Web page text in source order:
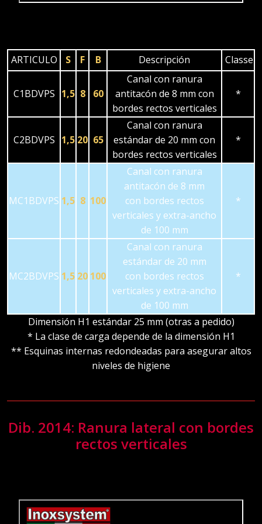
ARTICULO S F B Descripción Classe
C1BDVPS 1,5 8 60
Canal con ranura
antitacón de 8 mm con
bordes rectos verticales
*
C2BDVPS 1,5 20 65
Canal con ranura
estándar de 20 mm con
bordes rectos verticales
*
MC1BDVPS 1,5 8 100
Canal con ranura
antitacón de 8 mm
con bordes rectos
verticales y extra-ancho
de 100 mm
*
MC2BDVPS 1,5 20 100
Canal con ranura
estándar de 20 mm
con bordes rectos
verticales y extra-ancho
de 100 mm
*
Dimensión H1 estándar 25 mm (otras a pedido)
* La clase de carga depende de la dimensión H1
** Esquinas internas redondeadas para asegurar altos
niveles de higiene
Dib. 2014: Ranura lateral con bordes
rectos verticales